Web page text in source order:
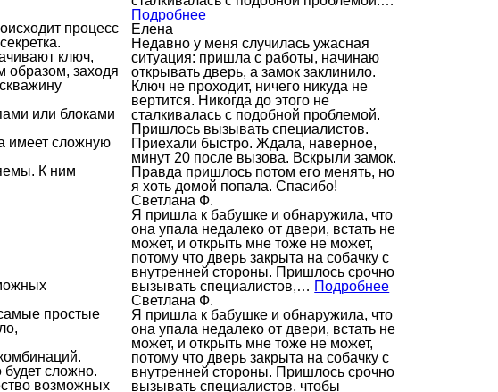
процесс
ключ,
образом, заходя
или блоками
имеет сложную
К ним
простые
сложно.
возможных
Подробнее
Елена
Недавно у меня случилась ужасная
ситуация: пришла с работы, начинаю
открывать дверь, а замок заклинило.
Ключ не проходит, ничего никуда не
вертится. Никогда до этого не
сталкивалась с подобной проблемой.
Пришлось вызывать специалистов.
Приехали быстро. Ждала, наверное,
минут 20 после вызова. Вскрыли замок.
Правда пришлось потом его менять, но
я хоть домой попала. Спасибо!
Светлана Ф.
Я пришла к бабушке и обнаружила, что
она упала недалеко от двери, встать не
может, и открыть мне тоже не может,
потому что дверь закрыта на собачку с
внутренней стороны. Пришлось срочно
вызывать специалистов,… Подробнее
Светлана Ф.
Я пришла к бабушке и обнаружила, что
она упала недалеко от двери, встать не
может, и открыть мне тоже не может,
потому что дверь закрыта на собачку с
внутренней стороны. Пришлось срочно
вызывать специалистов, чтобы